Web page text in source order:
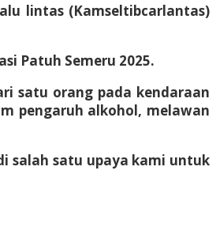
lintas (Kamseltibcarlantas)
Patuh Semeru 2025.
satu orang pada kendaraan
pengaruh alkohol, melawan
salah satu upaya kami untuk